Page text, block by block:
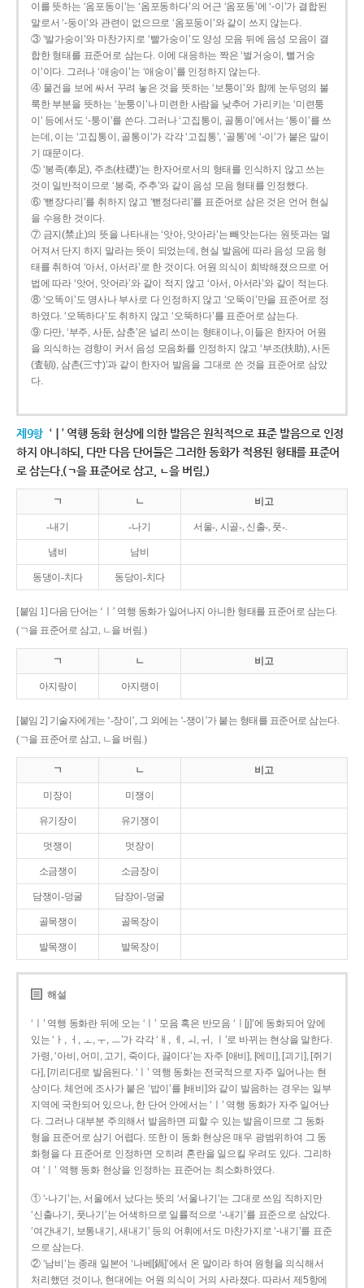
이를 뜻하는 ‘옴포동이’는 ‘옴포동하다’의 어근 ‘옴포동’에 ‘-이’가 결합된
말로서 ‘-둥이’와 관련이 없으므로 ‘옴포둥이’와 같이 쓰지 않는다.
③ ‘발가숭이’와 마찬가지로 ‘빨가숭이’도 양성 모음 뒤에 음성 모음이 결
합한 형태를 표준어로 삼는다. 이에 대응하는 짝은 ‘벌거숭이, 뻘거숭
이’이다. 그러나 ‘애송이’는 ‘애숭이’를 인정하지 않는다.
④ 물건을 보에 싸서 꾸려 놓은 것을 뜻하는 ‘보퉁이’와 함께 눈두덩의 불
룩한 부분을 뜻하는 ‘눈퉁이’나 미련한 사람을 낮추어 가리키는 ‘미련퉁
이’ 등에서도 ‘-퉁이’를 쓴다. 그러나 ‘고집통이, 골통이’에서는 ‘통이’를 쓰
는데, 이는 ‘고집통이, 골통이’가 각각 ‘고집통’, ‘골통’에 ‘-이’가 붙은 말이
기 때문이다.
⑤ ‘봉족(奉足), 주초(柱礎)’는 한자어로서의 형태를 인식하지 않고 쓰는
것이 일반적이므로 ‘봉죽, 주추’와 같이 음성 모음 형태를 인정했다.
⑥ ‘뻗장다리’를 취하지 않고 ‘뻗정다리’를 표준어로 삼은 것은 언어 현실
을 수용한 것이다.
⑦ 금지(禁止)의 뜻을 나타내는 ‘앗아, 앗아라’는 빼앗는다는 원뜻과는 멀
어져서 단지 하지 말라는 뜻이 되었는데, 현실 발음에 따라 음성 모음 형
태를 취하여 ‘아서, 아서라’로 한 것이다. 어원 의식이 희박해졌으므로 어
법에 따라 ‘앗어, 앗어라’와 같이 적지 않고 ‘아서, 아서라’와 같이 적는다.
⑧ ‘오똑이’도 명사나 부사로 다 인정하지 않고 ‘오뚝이’만을 표준어로 정
하였다. ‘오똑하다’도 취하지 않고 ‘오뚝하다’를 표준어로 삼는다.
⑨ 다만, ‘부주, 사둔, 삼춘’은 널리 쓰이는 형태이나, 이들은 한자어 어원
을 의식하는 경향이 커서 음성 모음화를 인정하지 않고 ‘부조(扶助), 사돈
(査頓), 삼촌(三寸)’과 같이 한자어 발음을 그대로 쓴 것을 표준어로 삼았
다.
제9항 ‘ㅣ’ 역행 동화 현상에 의한 발음은 원칙적으로 표준 발음으로 인정
하지 아니하되, 다만 다음 단어들은 그러한 동화가 적용된 형태를 표준어
로 삼는다.(ㄱ을 표준어로 삼고, ㄴ을 버림.)
ㄱ ㄴ 비고
-내기 -나기 서울-, 시골-, 신출-, 풋-.
냄비 남비
동댕이-치다 동당이-치다
[붙임 1] 다음 단어는 ‘ㅣ’ 역행 동화가 일어나지 아니한 형태를 표준어로 삼는다.
(ㄱ을 표준어로 삼고, ㄴ을 버림.)
ㄱ ㄴ 비고
아지랑이 아지랭이
[붙임 2] 기술자에게는 ‘-장이’, 그 외에는 ‘-쟁이’가 붙는 형태를 표준어로 삼는다.
(ㄱ을 표준어로 삼고, ㄴ을 버림.)
ㄱ ㄴ 비고
미장이 미쟁이
유기장이 유기쟁이
멋쟁이 멋장이
소금쟁이 소금장이
담쟁이-덩굴 담장이-덩굴
골목쟁이 골목장이
발목쟁이 발목장이
해설
‘ㅣ’ 역행 동화란 뒤에 오는 ‘ㅣ’ 모음 혹은 반모음 ‘ㅣ[j]’에 동화되어 앞에
있는 ‘ㅏ, ㅓ, ㅗ, ㅜ, ㅡ’가 각각 ‘ㅐ, ㅔ, ㅚ, ㅟ, ㅣ’로 바뀌는 현상을 말한다.
가령, ‘아비, 어미, 고기, 죽이다, 끓이다’는 자주 [애비], [에미], [괴기], [쥐기
다], [끼리다]로 발음된다. ‘ㅣ’ 역행 동화는 전국적으로 자주 일어나는 현
상이다. 체언에 조사가 붙은 ‘밥이’를 [배비]와 같이 발음하는 경우는 일부
지역에 국한되어 있으나, 한 단어 안에서는 ‘ㅣ’ 역행 동화가 자주 일어난
다. 그러나 대부분 주의해서 발음하면 피할 수 있는 발음이므로 그 동화
형을 표준어로 삼기 어렵다. 또한 이 동화 현상은 매우 광범위하여 그 동
화형을 다 표준어로 인정하면 오히려 혼란을 일으킬 우려도 있다. 그리하
여 ‘ㅣ’ 역행 동화 현상을 인정하는 표준어는 최소화하였다.
① ‘-나기’는, 서울에서 났다는 뜻의 ‘서울나기’는 그대로 쓰임 직하지만
‘신출나기, 풋나기’는 어색하므로 일률적으로 ‘-내기’를 표준으로 삼았다.
‘여간내기, 보통내기, 새내기’ 등의 어휘에서도 마찬가지로 ‘-내기’를 표준
으로 삼는다.
② ‘남비’는 종래 일본어 ‘나베[鍋]’에서 온 말이라 하여 원형을 의식해서
처리했던 것이나, 현대에는 어원 의식이 거의 사라졌다. 따라서 제5항에